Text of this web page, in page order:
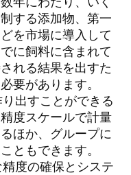
する添加物、第一
を市場に導入して
に飼料に含まれて
れる結果を出すた
要があります。
出すことができる
度スケールで計量
ほか、グループに
ともできます。
度の確保とシステ